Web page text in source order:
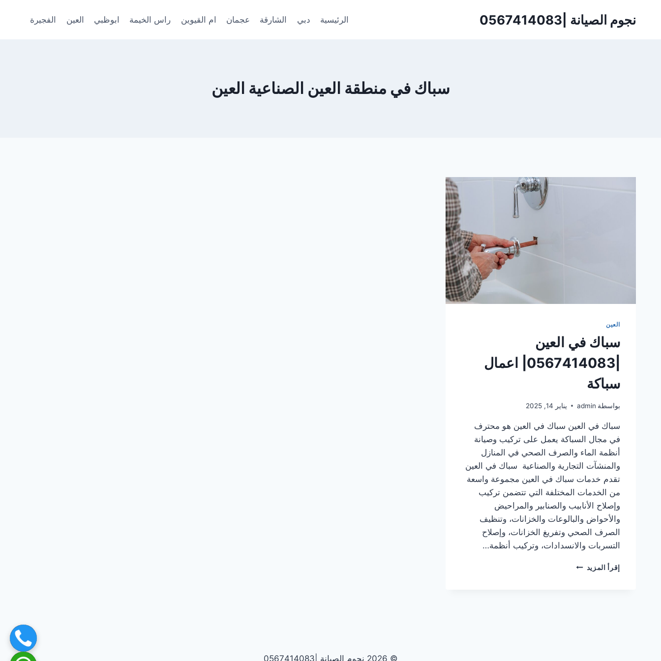
نجوم الصيانة |0567414083 الرئيسية دبي الشارقة عجمان ام القيوين راس الخيمة ابوظبي العين الفجيرة
سباك في منطقة العين الصناعية العين
العين
سباك في العين
|0567414083| اعمال
سباكة
بواسطة admin يناير 14, 2025
سباك في العين سباك في العين هو محترف
في مجال السباكة يعمل على تركيب وصيانة
أنظمة الماء والصرف الصحي في المنازل
والمنشآت التجارية والصناعية سباك في العين
تقدم خدمات سباك في العين مجموعة واسعة
من الخدمات المختلفة التي تتضمن تركيب
وإصلاح الأنابيب والصنابير والمراحيض
والأحواض والبالوعات والخزانات، وتنظيف
الصرف الصحي وتفريغ الخزانات، وإصلاح
التسربات والانسدادات، وتركيب أنظمة…
إقرأ المزيد سباك
© 2026 نجوم الصيانة |0567414083